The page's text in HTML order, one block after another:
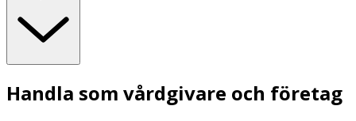
Handla som vårdgivare och företag